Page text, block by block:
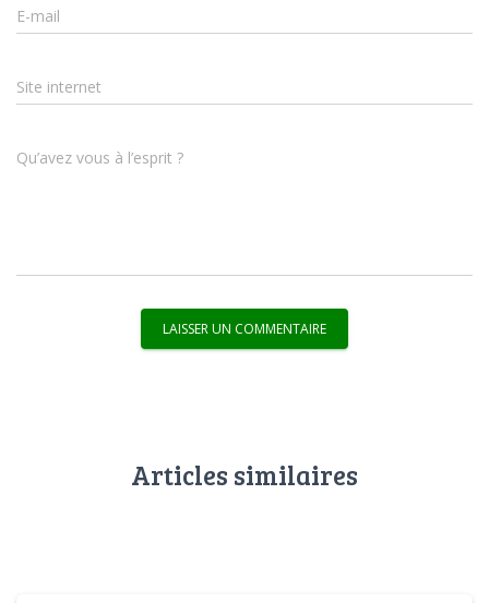
E-mail
Site internet
Qu’avez vous à l’esprit ?
Articles similaires